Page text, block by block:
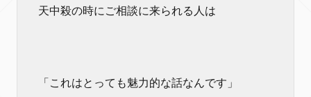
天中殺の時にご相談に来られる人は
「これはとっても魅力的な話なんです」